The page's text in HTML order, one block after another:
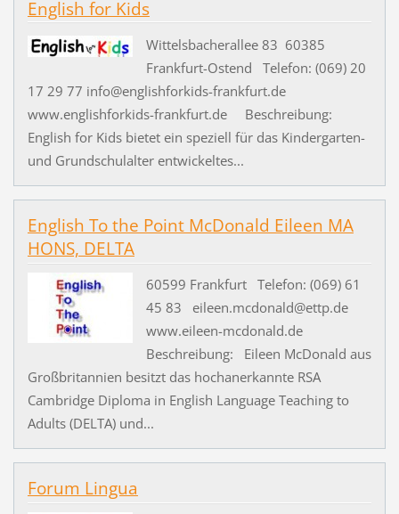
English for Kids
Wittelsbacherallee 83 60385
Frankfurt-Ostend Telefon: (069) 20
17 29 77 info@englishforkids-frankfurt.de
www.englishforkids-frankfurt.de Beschreibung:
English for Kids bietet ein speziell für das Kindergarten-
und Grundschulalter entwickeltes...
English To the Point McDonald Eileen MA
HONS, DELTA
60599 Frankfurt Telefon: (069) 61
45 83 eileen.mcdonald@ettp.de
www.eileen-mcdonald.de
Beschreibung: Eileen McDonald aus
Großbritannien besitzt das hochanerkannte RSA
Cambridge Diploma in English Language Teaching to
Adults (DELTA) und...
Forum Lingua